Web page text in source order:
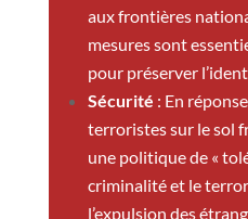
aux frontières
mesures sont
pour préserver
Sécurité : En
terroristes sur le sol
une politique de «
criminalité et le
l’expulsion des